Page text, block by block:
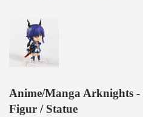
Anime/Manga Arknights -
Figur / Statue